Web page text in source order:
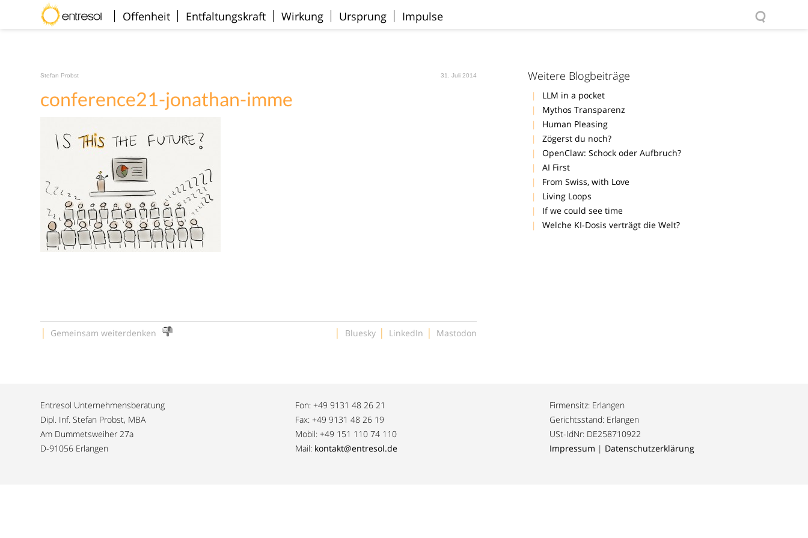
Willkommen
Offenheit Entfaltungskraft Wirkung Ursprung Impulse
Stefan Probst 31. Juli 2014
conference21-jonathan-imme
| Gemeinsam weiterdenken | Bluesky | LinkedIn | Mastodon
Weitere Blogbeiträge
LLM in a pocket
Mythos Transparenz
Human Pleasing
Zögerst du noch?
OpenClaw: Schock oder Aufbruch?
AI First
From Swiss, with Love
Living Loops
If we could see time
Welche KI-Dosis verträgt die Welt?
Entresol Unternehmensberatung
Dipl. Inf. Stefan Probst, MBA
Am Dummetsweiher 27a
D-91056 Erlangen
Fon: +49 9131 48 26 21
Fax: +49 9131 48 26 19
Mobil: +49 151 110 74 110
Mail: kontakt@entresol.de
Firmensitz: Erlangen
Gerichtsstand: Erlangen
USt-IdNr: DE258710922
Impressum | Datenschutzerklärung